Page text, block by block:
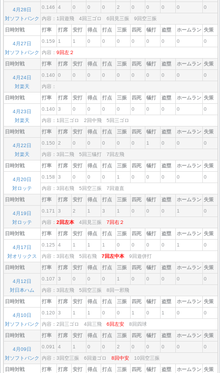
4月28日
対ソフトバンク
0.146 4 0 0 0 2 0 0 0 0 0
内容：1回遊飛 4回三ゴロ 6回見三振 9回空三振
日時対戦 打率 打席 安打 得点 打点 三振 四死 犠打 盗塁 ホームラン 失策
4月27日
対ソフトバンク
0.159 1 1 0 0 0 0 0 0 0 0
内容： 9回左２
日時対戦 打率 打席 安打 得点 打点 三振 四死 犠打 盗塁 ホームラン 失策
4月24日
対楽天
0.140 0 0 0 0 0 0 0 0 0 0
内容：
日時対戦 打率 打席 安打 得点 打点 三振 四死 犠打 盗塁 ホームラン 失策
4月23日
対楽天
0.140 3 0 0 0 0 0 0 0 0 0
内容：1回三ゴロ 2回中飛 5回三ゴロ
日時対戦 打率 打席 安打 得点 打点 三振 四死 犠打 盗塁 ホームラン 失策
4月22日
対楽天
0.150 2 0 0 0 0 0 1 0 0 0
内容：3回二飛 5回三犠打 7回左飛
日時対戦 打率 打席 安打 得点 打点 三振 四死 犠打 盗塁 ホームラン 失策
4月20日
対ロッテ
0.158 3 0 0 0 1 0 0 0 0 0
内容：3回右飛 5回空三振 7回遊直
日時対戦 打率 打席 安打 得点 打点 三振 四死 犠打 盗塁 ホームラン 失策
4月19日
対ロッテ
0.171 3 2 1 3 1 0 0 0 1 0
内容： 2回左本 4回見三振 7回右２
日時対戦 打率 打席 安打 得点 打点 三振 四死 犠打 盗塁 ホームラン 失策
4月17日
対オリックス
0.125 4 1 1 1 0 0 0 0 1 0
内容：3回右飛 5回右飛 7回左中本 9回遊併打
日時対戦 打率 打席 安打 得点 打点 三振 四死 犠打 盗塁 ホームラン 失策
4月12日
対日本ハム
0.107 3 0 0 0 1 0 0 0 0 0
内容：3回左飛 5回空三振 8回一邪飛
日時対戦 打率 打席 安打 得点 打点 三振 四死 犠打 盗塁 ホームラン 失策
4月10日
対ソフトバンク
0.120 3 1 1 0 0 1 0 1 0 0
内容：2回三ゴロ 4回三飛 6回左安 8回四球
日時対戦 打率 打席 安打 得点 打点 三振 四死 犠打 盗塁 ホームラン 失策
4月09日
対ソフトバンク
0.091 4 1 0 0 2 0 0 0 0 0
内容：3回空三振 6回遊ゴロ 8回中安 10回空三振
日時対戦 打率 打席 安打 得点 打点 三振 四死 犠打 盗塁 ホームラン 失策